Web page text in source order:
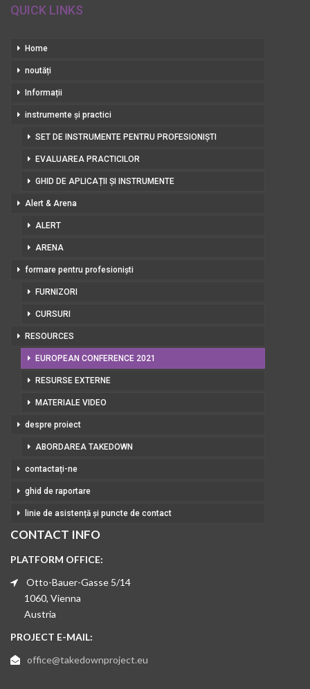
QUICK LINKS
Home
noutăți
Informații
instrumente și practici
SET DE INSTRUMENTE PENTRU PROFESIONIȘTI
EVALUAREA PRACTICILOR
GHID DE APLICAȚII ȘI INSTRUMENTE
Alert & Arena
ALERT
ARENA
formare pentru profesioniști
FURNIZORI
CURSURI
RESOURCES
EUROPEAN CONFERENCE 2021
RESURSE EXTERNE
MATERIALE VIDEO
despre proiect
ABORDAREA TAKEDOWN
contactați-ne
ghid de raportare
linie de asistență și puncte de contact
CONTACT INFO
PLATFORM OFFICE:
Otto-Bauer-Gasse 5/14
1060, Vienna
Austria
PROJECT E-MAIL:
office@takedownproject.eu